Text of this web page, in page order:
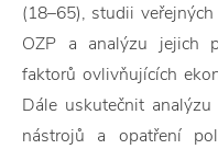
(18–65), studii
OZP a analýzu jejich
faktorů ovlivňujících
Dále uskutečnit
nástrojů a opatření